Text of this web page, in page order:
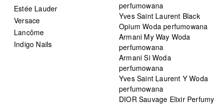
Estée Lauder
Versace
Lancôme
Indigo Nails
perfumowana
Yves Saint Laurent Black
Opium Woda perfumowana
Armani My Way Woda
perfumowana
Armani Si Woda
perfumowana
Yves Saint Laurent Y Woda
perfumowana
DIOR Sauvage Elixir Perfumy